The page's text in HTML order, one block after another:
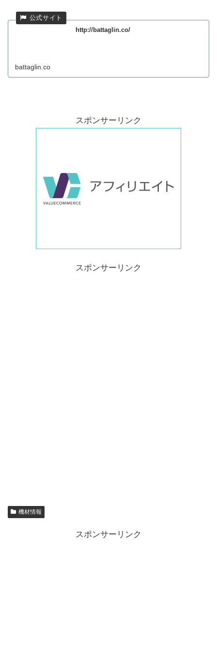
http://battaglin.co/
battaglin.co
スポンサーリンク
スポンサーリンク
機材情報
スポンサーリンク